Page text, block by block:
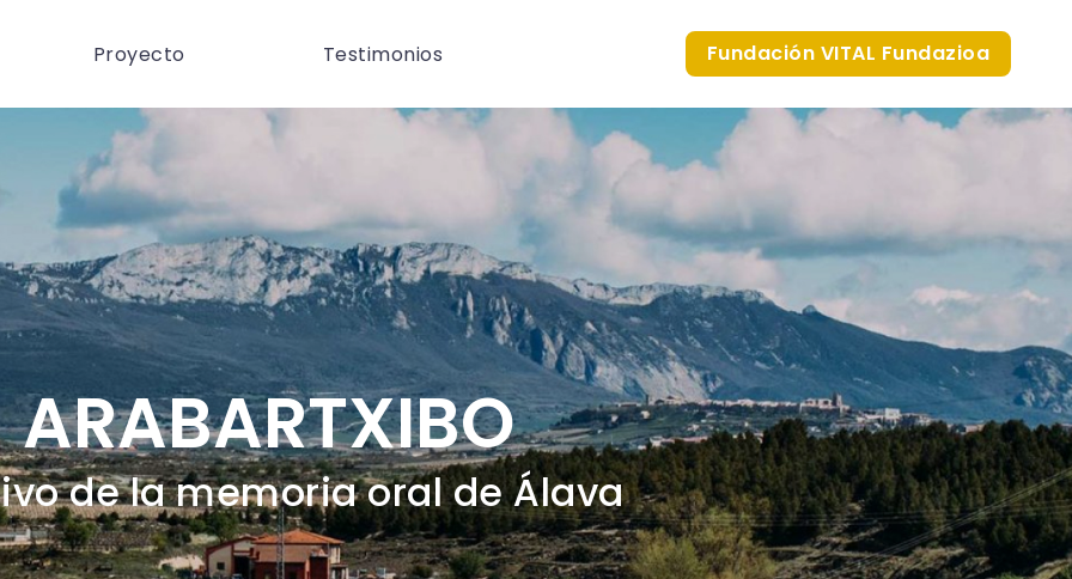
Proyecto Testimonios Fundación VITAL Fundazioa
ARABARTXIBO
de la memoria oral de Álava